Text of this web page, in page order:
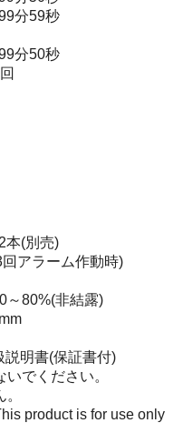
分59秒
分50秒
本(別売)
アラーム作動時)
～80%(非結露)
説明書(保証書付)
でください。
product is for use only